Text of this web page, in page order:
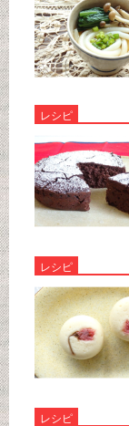
レシピ
レシピ
レシピ